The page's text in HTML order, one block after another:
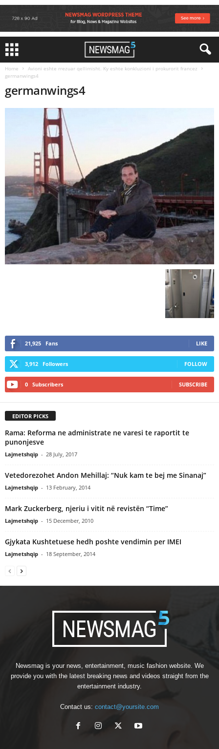
Home
Avioni eshte rrezuar qellimisht. Ky eshte konkluzioni i prokurorit francez
germanwings4
germanwings4
21,925 Fans LIKE
3,912 Followers FOLLOW
0 Subscribers SUBSCRIBE
EDITOR PICKS
Rama: Reforma ne administrate ne varesi te raportit te
punonjesve
Lajmetshqip - 28 July, 2017
Vetedorezohet Andon Mehillaj: “Nuk kam te bej me Sinanaj”
Lajmetshqip - 13 February, 2014
Mark Zuckerberg, njeriu i vitit në revistën “Time”
Lajmetshqip - 15 December, 2010
Gjykata Kushtetuese hedh poshte vendimin per IMEI
Lajmetshqip - 18 September, 2014
Newsmag is your news, entertainment, music fashion website. We
provide you with the latest breaking news and videos straight from the
entertainment industry.
Contact us: contact@yoursite.com